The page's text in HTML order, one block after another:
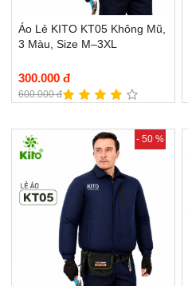
Áo Lẻ KITO KT05 Không Mũ,
3 Màu, Size M–3XL
300.000 đ
600.000 đ
- 50 %